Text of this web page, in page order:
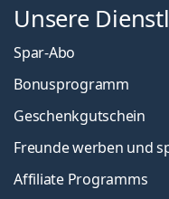
Unsere
Spar-Abo
Bonusprogramm
Geschenkgutschein
Freunde werben und
Affiliate Programms